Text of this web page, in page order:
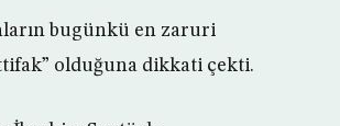
bugünkü en zaruri
olduğuna dikkati çekti.